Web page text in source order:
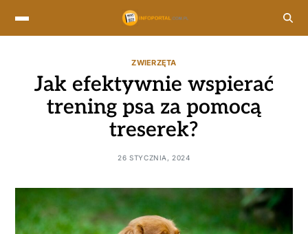
ZWIERZĘTA
Jak efektywnie wspierać
trening psa za pomocą
treserek?
26 STYCZNIA, 2024